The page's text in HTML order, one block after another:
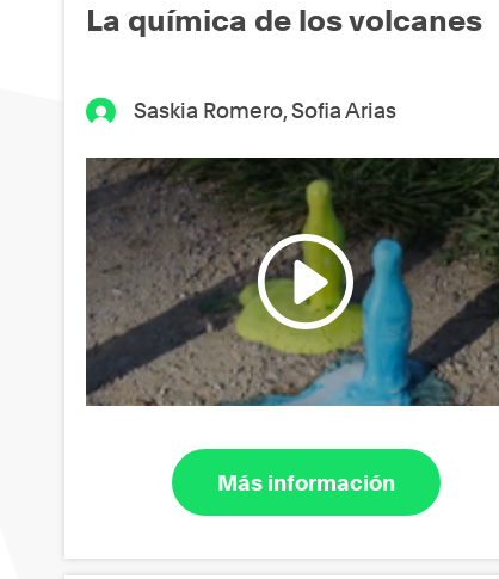
La química de los volcanes
Saskia Romero, Sofia Arias
Más información